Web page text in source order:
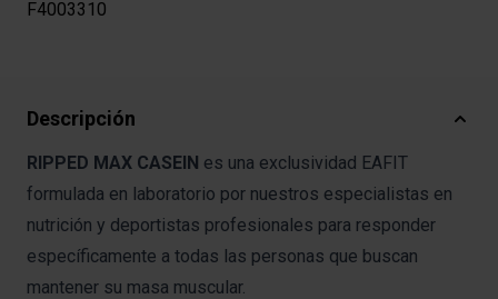
F4003310
Descripción
RIPPED MAX CASEIN es una exclusividad EAFIT
formulada en laboratorio por nuestros especialistas en
nutrición y deportistas profesionales para responder
específicamente a todas las personas que buscan
mantener su masa muscular.